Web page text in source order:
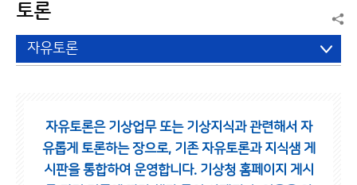
토론
자유토론
자유토론은 기상업무 또는 기상지식과 관련해서 자
유롭게 토론하는 장으로, 기존 자유토론과 지식샘 게
시판을 통합하여 운영합니다. 기상청 홈페이지 게시